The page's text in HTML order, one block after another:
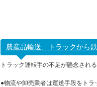
農産品輸送、トラックから
トラック運転手の不足が懸念され
●物流や卸売業者は運送手段をトラ